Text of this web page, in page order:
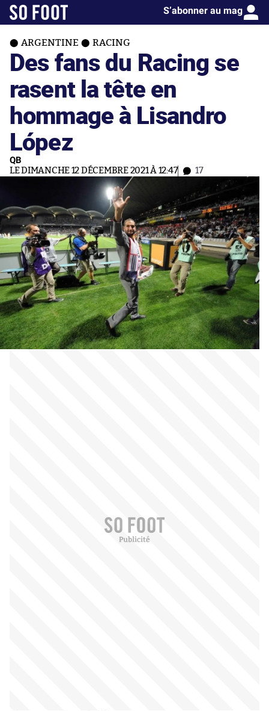
S’abonner au mag
ARGENTINE RACING
Des fans du Racing se
rasent la tête en
hommage à Lisandro
López
QB
LE DIMANCHE 12 DÉCEMBRE 2021 À 12:47 17